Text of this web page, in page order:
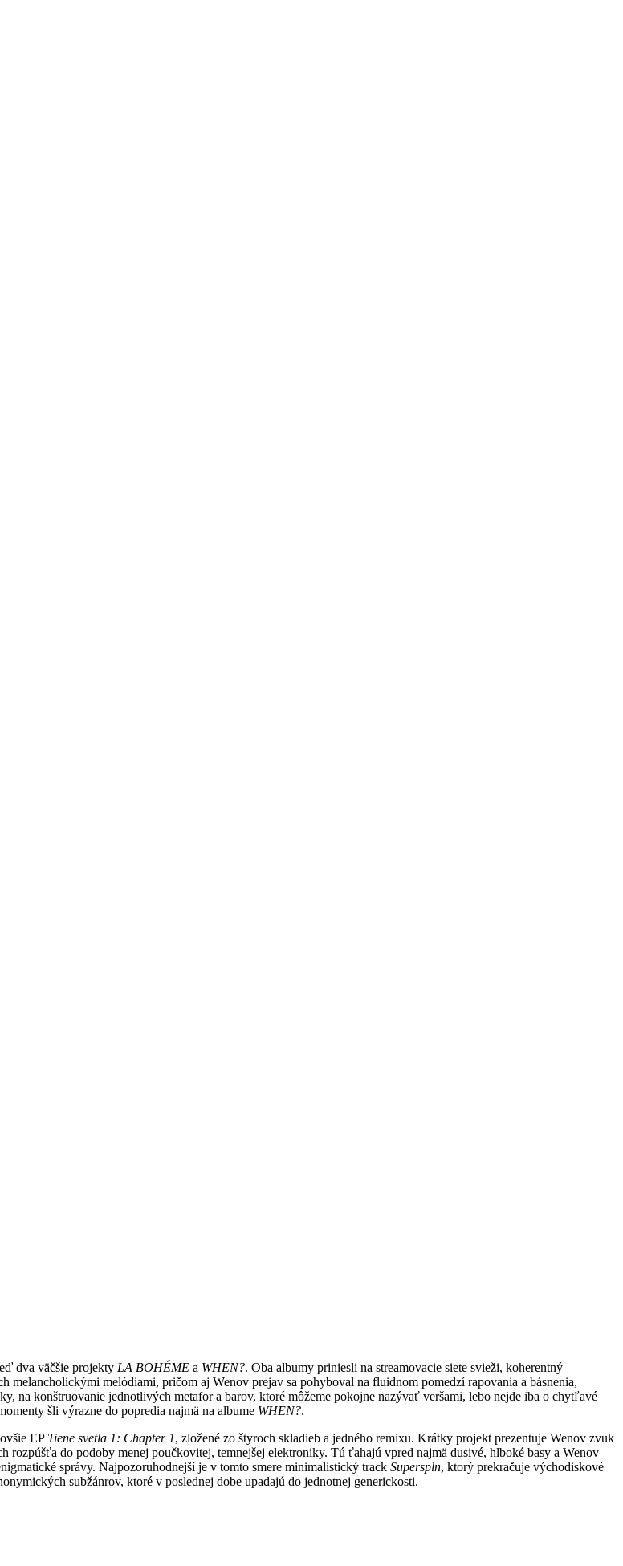
dva väčšie projekty LA BOHÉME a WHEN?. Oba albumy priniesli na streamovacie siete svieži, koherentný
melancholickými melódiami, pričom aj Wenov prejav sa pohyboval na fluidnom pomedzí rapovania a básnenia,
na konštruovanie jednotlivých metafor a barov, ktoré môžeme pokojne nazývať veršami, lebo nejde iba o chytľavé
šli výrazne do popredia najmä na albume WHEN?.
EP Tiene svetla 1: Chapter 1, zložené zo štyroch skladieb a jedného remixu. Krátky projekt prezentuje Wenov zvuk
rozpúšťa do podoby menej poučkovitej, temnejšej elektroniky. Tú ťahajú vpred najmä dusivé, hlboké basy a Wenov
správy. Najpozoruhodnejší je v tomto smere minimalistický track Superspln, ktorý prekračuje východiskové
subžánrov, ktoré v poslednej dobe upadajú do jednotnej generickosti.